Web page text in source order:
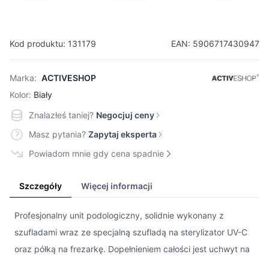
Kod produktu: 131179 EAN: 5906717430947
Marka: ACTIVESHOP
Kolor: Biały
Znalazłeś taniej? Negocjuj ceny
Masz pytania? Zapytaj eksperta
Powiadom mnie gdy cena spadnie
Szczegóły Więcej informacji
Profesjonalny unit podologiczny, solidnie wykonany z
szufladami wraz ze specjalną szufladą na sterylizator UV-C
oraz półką na frezarkę. Dopełnieniem całości jest uchwyt na